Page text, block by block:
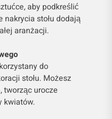
aby podkreślić
nakrycia stołu dodają
aranżacji.
do
stołu. Możesz
tworząc urocze
kwiatów.